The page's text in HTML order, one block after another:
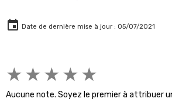
Date de dernière mise à jour : 05/07/2021
★ ★ ★ ★ ★
Aucune note. Soyez le premier à attribuer